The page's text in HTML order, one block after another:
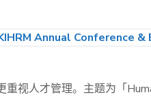
视人才管理。主题为「